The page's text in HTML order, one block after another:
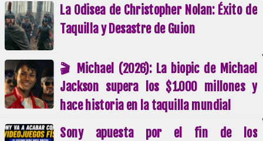
La Odisea de Christopher Nolan: Éxito de
Taquilla y Desastre de Guion
🎬 Michael (2026): La biopic de Michael
Jackson supera los $1.000 millones y
hace historia en la taquilla mundial
Sony apuesta por el fin de los